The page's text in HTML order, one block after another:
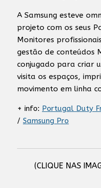
A Samsung esteve
projeto com os seus
Monitores
gestão de conteúdos
conjugado para criar
visita os espaços,
movimento em linha
+ info: Portugal Duty
/ Samsung Pro
(CLIQUE NAS